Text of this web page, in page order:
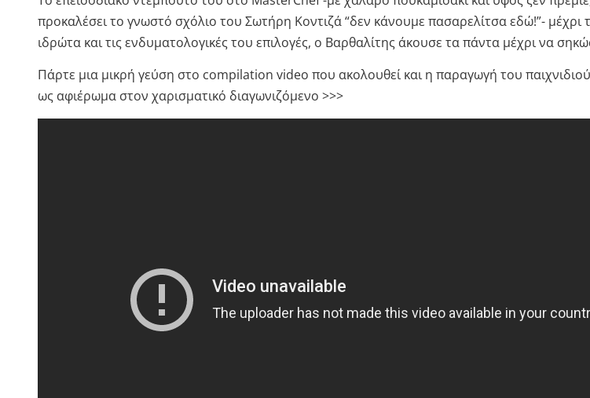
προκαλέσει το γνωστό σχόλιο του Σωτήρη Κοντιζά “δεν κάνουμε πασαρελίτσα εδώ!”- μέχρι
ιδρώτα και τις ενδυματολογικές του επιλογές, ο Βαρθαλίτης άκουσε τα πάντα μέχρι να
Πάρτε μια μικρή γεύση στο compilation video που ακολουθεί και η παραγωγή του
ως αφιέρωμα στον χαρισματικό διαγωνιζόμενο >>>